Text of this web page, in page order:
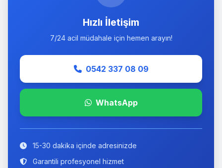
Hızlı İletişim
7/24 acil müdahale için hemen arayın!
0542 337 08 09
WhatsApp
15-30 dakika içinde adresinizde
Garantili profesyonel hizmet